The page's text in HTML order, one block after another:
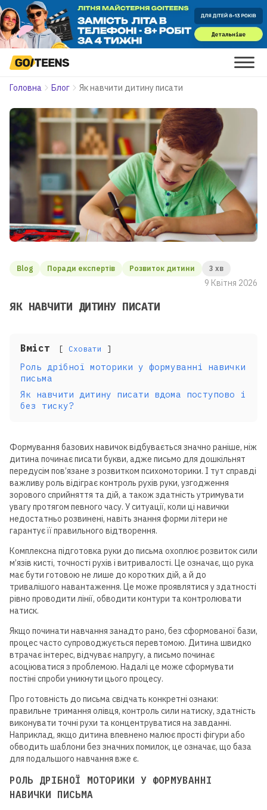
Головна Блог Як навчити дитину писати
Blog Поради експертів Розвиток дитини 3 хв
9 Квітня 2026
ЯК НАВЧИТИ ДИТИНУ ПИСАТИ
Вміст Сховати
Роль дрібної моторики у формуванні навички
письма
Як навчити дитину писати вдома поступово і
без тиску?
Формування базових навичок відбувається значно раніше, ніж
дитина починає писати букви, адже письмо для дошкільнят
передусім пов’язане з розвитком психомоторики. І тут справді
важливу роль відіграє контроль рухів руки, узгодження
зорового сприйняття та дій, а також здатність утримувати
увагу протягом певного часу. У ситуації, коли ці навички
недостатньо розвинені, навіть знання форми літери не
гарантує її правильного відтворення.
Комплексна підготовка руки до письма охоплює розвиток сили
м’язів кисті, точності рухів і витривалості. Це означає, що рука
має бути готовою не лише до коротких дій, а й до
тривалішого навантаження. Це може проявлятися у здатності
рівно проводити лінії, обводити контури та контролювати
натиск.
Якщо починати навчання занадто рано, без сформованої бази,
процес часто супроводжується перевтомою. Дитина швидко
втрачає інтерес, відчуває напругу, а письмо починає
асоціюватися з проблемою. Надалі це може сформувати
постіні спроби уникнути цього процесу.
Про готовність до письма свідчать конкретні ознаки:
правильне тримання олівця, контроль сили натиску, здатність
виконувати точні рухи та концентруватися на завданні.
Наприклад, якщо дитина впевнено малює прості фігури або
обводить шаблони без значних помилок, це означає, що база
для подальшого навчання вже є.
РОЛЬ ДРІБНОЇ МОТОРИКИ У ФОРМУВАННІ
НАВИЧКИ ПИСЬМА